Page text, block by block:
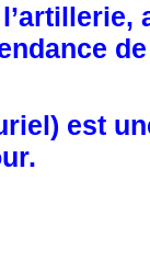
est